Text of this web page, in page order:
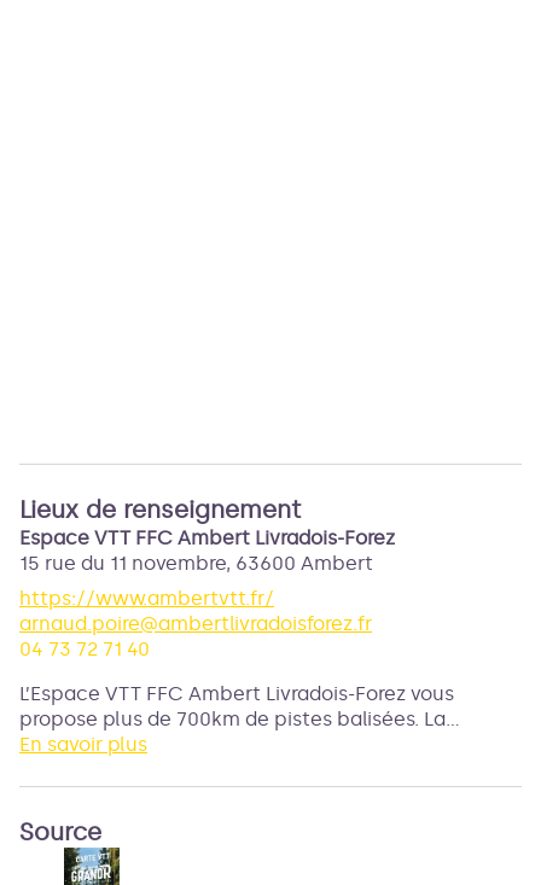
Lieux de renseignement
Espace VTT FFC Ambert Livradois-Forez
15 rue du 11 novembre, 63600 Ambert
https://www.ambertvtt.fr/
arnaud.poire@ambertlivradoisforez.fr
04 73 72 71 40
L’Espace VTT FFC Ambert Livradois-Forez vous
propose plus de 700km de pistes balisées. La
diversité des parcours vous permettra de choisir
En savoir plus
Source